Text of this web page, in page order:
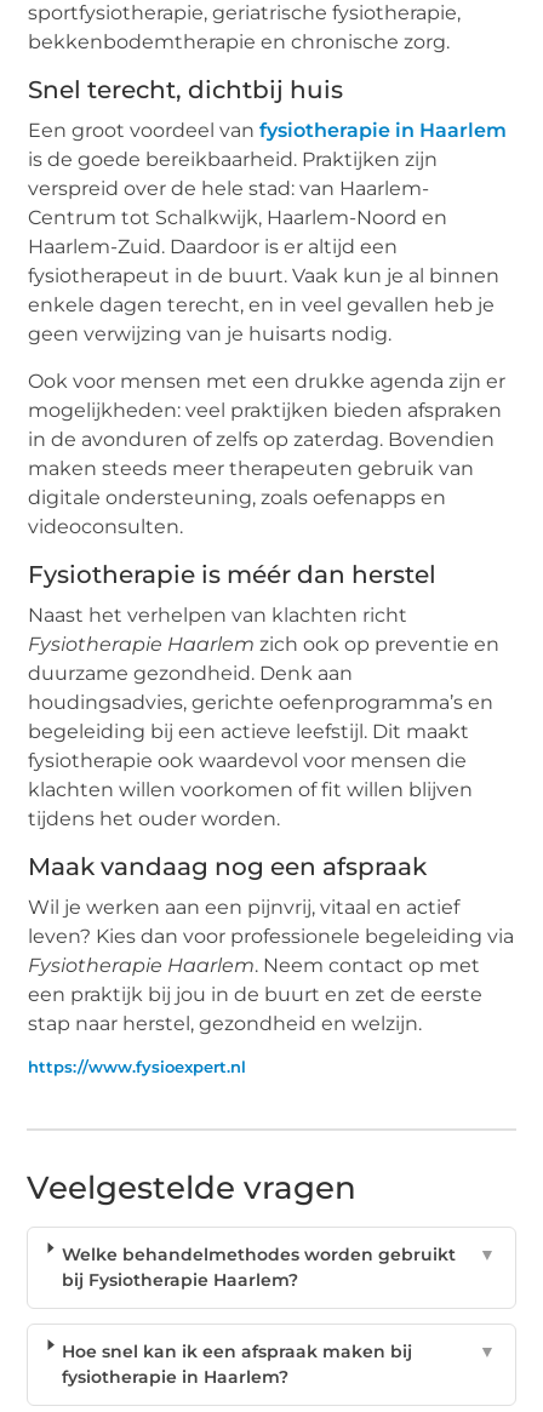
sportfysiotherapie, geriatrische fysiotherapie,
bekkenbodemtherapie en chronische zorg.
Snel terecht, dichtbij huis
Een groot voordeel vanfysiotherapie in Haarlem
is de goede bereikbaarheid. Praktijken zijn
verspreid over de hele stad: van Haarlem-
Centrum tot Schalkwijk, Haarlem-Noord en
Haarlem-Zuid. Daardoor is er altijd een
fysiotherapeut in de buurt. Vaak kun je al binnen
enkele dagen terecht, en in veel gevallen heb je
geen verwijzing van je huisarts nodig.
Ook voor mensen met een drukke agenda zijn er
mogelijkheden: veel praktijken bieden afspraken
in de avonduren of zelfs op zaterdag. Bovendien
maken steeds meer therapeuten gebruik van
digitale ondersteuning, zoals oefenapps en
videoconsulten.
Fysiotherapie is méér dan herstel
Naast het verhelpen van klachten richt
Fysiotherapie Haarlem zich ook op preventie en
duurzame gezondheid. Denk aan
houdingsadvies, gerichte oefenprogramma’s en
begeleiding bij een actieve leefstijl. Dit maakt
fysiotherapie ook waardevol voor mensen die
klachten willen voorkomen of fit willen blijven
tijdens het ouder worden.
Maak vandaag nog een afspraak
Wil je werken aan een pijnvrij, vitaal en actief
leven? Kies dan voor professionele begeleiding via
Fysiotherapie Haarlem. Neem contact op met
een praktijk bij jou in de buurt en zet de eerste
stap naar herstel, gezondheid en welzijn.
https://www.fysioexpert.nl
Veelgestelde vragen
Welke behandelmethodes worden gebruikt
bij Fysiotherapie Haarlem?
▼
Hoe snel kan ik een afspraak maken bij
fysiotherapie in Haarlem?
▼